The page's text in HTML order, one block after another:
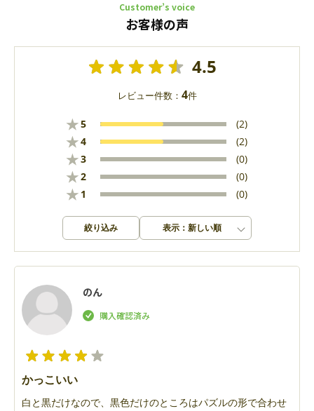
Customer’s voice
お客様の声
4.5
レビュー件数： 4件
★5 (2)
★4 (2)
★3 (0)
★2 (0)
★ 1 (0)
絞り込み 表示：新しい順
のん
かっこいい
白と黒だけなので、黒色だけのところはパズルの形で合わせ